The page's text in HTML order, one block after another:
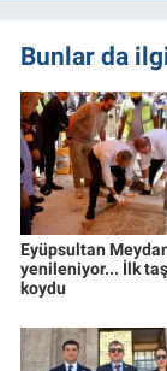
Bunlar da
Eyüpsultan
yenileniyor... İlk
koydu